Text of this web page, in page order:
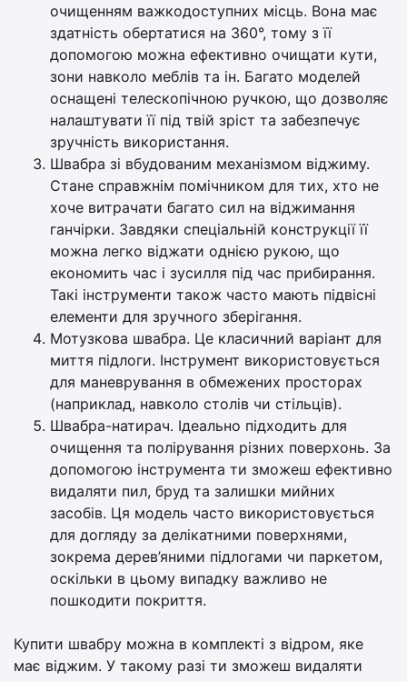
очищенням важкодоступних місць. Вона має
здатність обертатися на 360°, тому з її
допомогою можна ефективно очищати кути,
зони навколо меблів та ін. Багато моделей
оснащені телескопічною ручкою, що дозволяє
налаштувати її під твій зріст та забезпечує
зручність використання.
Швабра зі вбудованим механізмом віджиму.
Стане справжнім помічником для тих, хто не
хоче витрачати багато сил на віджимання
ганчірки. Завдяки спеціальній конструкції її
можна легко віджати однією рукою, що
економить час і зусилля під час прибирання.
Такі інструменти також часто мають підвісні
елементи для зручного зберігання.
Мотузкова швабра. Це класичний варіант для
миття підлоги. Інструмент використовується
для маневрування в обмежених просторах
(наприклад, навколо столів чи стільців).
Швабра-натирач. Ідеально підходить для
очищення та полірування різних поверхонь. За
допомогою інструмента ти зможеш ефективно
видаляти пил, бруд та залишки мийних
засобів. Ця модель часто використовується
для догляду за делікатними поверхнями,
зокрема дерев’яними підлогами чи паркетом,
оскільки в цьому випадку важливо не
пошкодити покриття.
Купити швабру можна в комплекті з відром, яке
має віджим. У такому разі ти зможеш видаляти